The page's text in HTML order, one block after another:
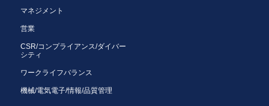
マネジメント
営業
CSR/コンプライアンス/ダイバー
シティ
ワークライフバランス
機械/電気電子/情報/品質管理